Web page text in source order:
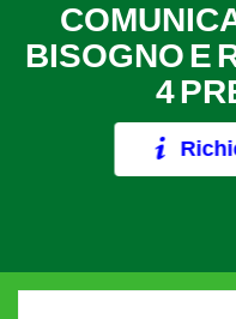
BISOGNO E
4